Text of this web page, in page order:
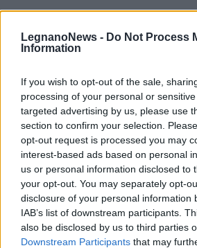
LegnanoNews - Do Not Process
Information
If you wish to opt-out of the sale,
processing of your personal or
targeted advertising by us, please use
section to confirm your selection.
opt-out request is processed you may
interest-based ads based on personal
us or personal information disclosed to
your opt-out. You may separately opt-
disclosure of your personal information
IAB’s list of downstream participants.
also be disclosed by us to third parties
Downstream Participants that may
2 di 11
TAG Legnano
Leggi l'articolo:
La Contrada San Magno celebra la
«Donne unite dallo stesso amore»